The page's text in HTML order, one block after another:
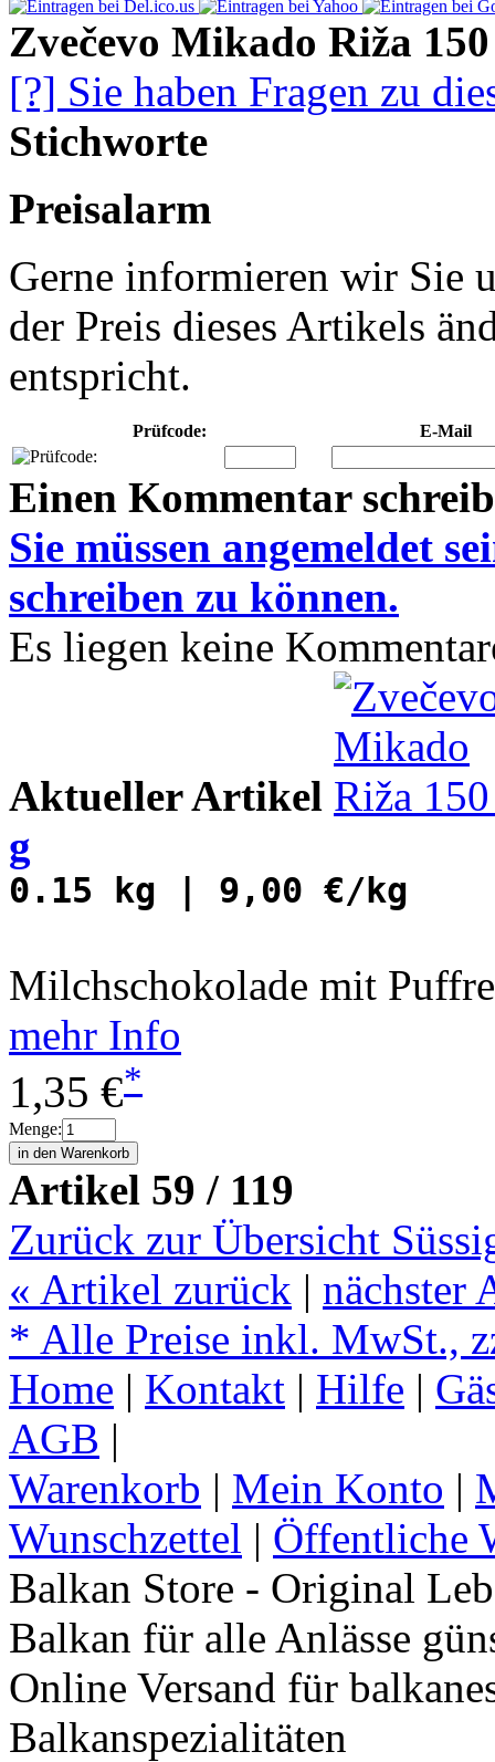
Zvečevo Mikado Riža
[?] Sie haben Fragen zu
Stichworte
Preisalarm
Gerne informieren wir Sie
der Preis dieses Artikels
entspricht.
Prüfcode: E-Mail
Einen Kommentar
Sie müssen angemeldet
schreiben zu können.
Es liegen keine
Aktueller Artikel
g
0.15 kg | 9,00 €/kg
Milchschokolade mit
mehr Info
1,35 €*
Menge:
Artikel 59 / 119
Zurück zur Übersicht
« Artikel zurück | nächster
* Alle Preise inkl. MwSt.,
Home | Kontakt | Hilfe |
AGB |
Warenkorb | Mein Konto |
Wunschzettel | Öffentliche
Balkan Store - Original
Balkan für alle Anlässe
Online Versand für
Balkanspezialitäten